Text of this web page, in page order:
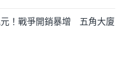
！戰爭開銷暴增 五角大廈